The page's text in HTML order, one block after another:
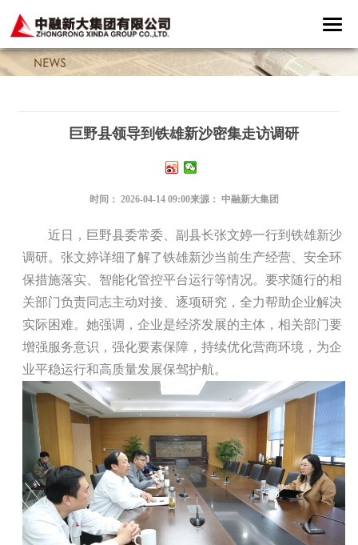
巨野县领导到铁雄新沙密集走访调研
时间： 2026-04-14 09:00来源： 中融新大集团
近日，巨野县委常委、副县长张文婷一行到铁雄新沙
调研。张文婷详细了解了铁雄新沙当前生产经营、安全环
保措施落实、智能化管控平台运行等情况。要求随行的相
关部门负责同志主动对接、逐项研究，全力帮助企业解决
实际困难。她强调，企业是经济发展的主体，相关部门要
增强服务意识，强化要素保障，持续优化营商环境，为企
业平稳运行和高质量发展保驾护航。